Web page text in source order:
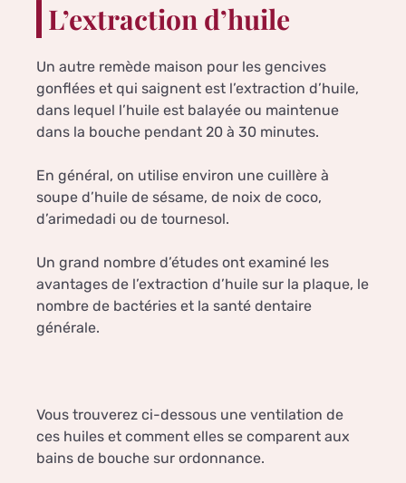
L’extraction d’huile
Un autre remède maison pour les gencives
gonflées et qui saignent est l’extraction d’huile,
dans lequel l’huile est balayée ou maintenue
dans la bouche pendant 20 à 30 minutes.
En général, on utilise environ une cuillère à
soupe d’huile de sésame, de noix de coco,
d’arimedadi ou de tournesol.
Un grand nombre d’études ont examiné les
avantages de l’extraction d’huile sur la plaque, le
nombre de bactéries et la santé dentaire
générale.
Vous trouverez ci-dessous une ventilation de
ces huiles et comment elles se comparent aux
bains de bouche sur ordonnance.